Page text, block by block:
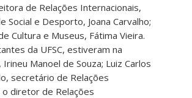
de Relações Internacionais,
Social e Desporto, Joana Carvalho;
Cultura e Museus, Fátima Vieira.
da UFSC, estiveram na
Manoel de Souza; Luiz Carlos
secretário de Relações
o diretor de Relações